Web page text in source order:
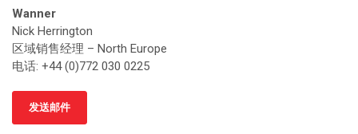
Wanner
Nick Herrington
区域销售经理 – North Europe
电话: +44 (0)772 030 0225
发送邮件